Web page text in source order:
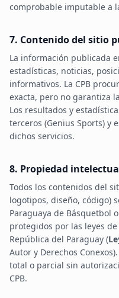
comprobable imputable a
7. Contenido del sitio
La información publicada
estadísticas, noticias,
informativos. La CPB
exacta, pero no garantiza
Los resultados y
terceros (Genius Sports) y
dichos servicios.
8. Propiedad
Todos los contenidos del
logotipos, diseño, código)
Paraguaya de Básquetbol
protegidos por las leyes
República del Paraguay (
Autor y Derechos
total o parcial sin
CPB.